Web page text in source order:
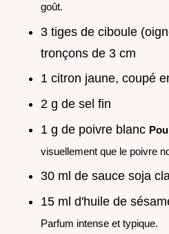
goût.
3 tiges de ciboule
tronçons de 3 cm
1 citron jaune, coupé
2 g de sel fin
1 g de poivre blanc
visuellement que le poivre
30 ml de sauce soja
15 ml d'huile de
Parfum intense et typique.